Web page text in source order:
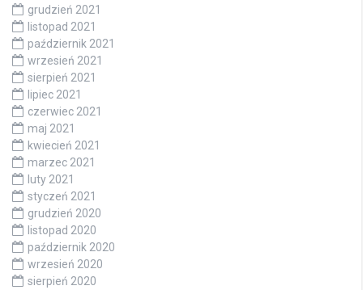
grudzień 2021
listopad 2021
październik 2021
wrzesień 2021
sierpień 2021
lipiec 2021
czerwiec 2021
maj 2021
kwiecień 2021
marzec 2021
luty 2021
styczeń 2021
grudzień 2020
listopad 2020
październik 2020
wrzesień 2020
sierpień 2020